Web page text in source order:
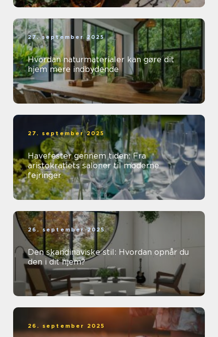
27. september 2025
Hvordan naturmaterialer kan gøre dit
hjem mere indbydende
27. september 2025
Havefester gennem tiden: Fra
aristokratiets saloner til moderne
fejringer
26. september 2025
Den skandinaviske stil: Hvordan opnår du
den i dit hjem?
26. september 2025